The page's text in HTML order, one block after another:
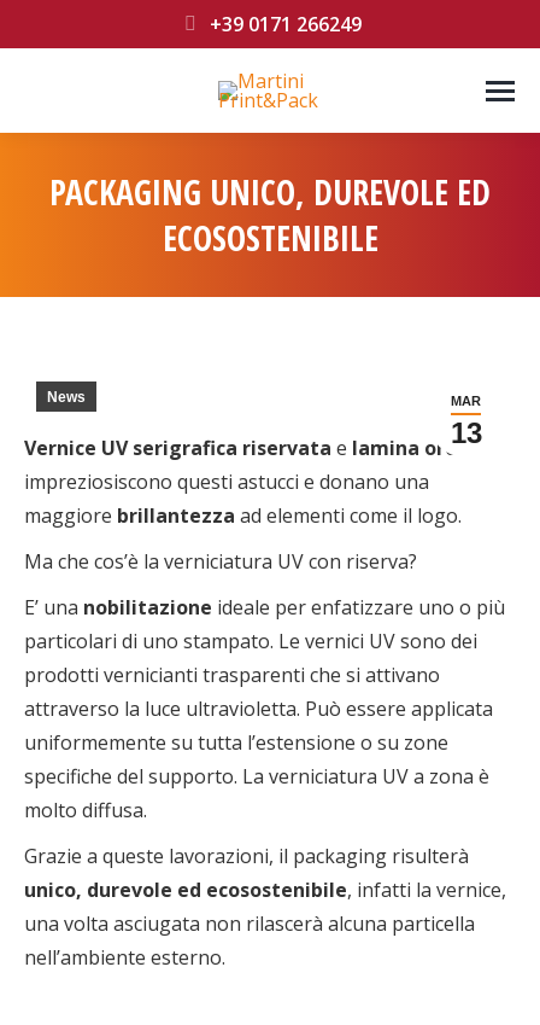
+39 0171 266249
PACKAGING UNICO, DUREVOLE ED
ECOSOSTENIBILE
MAR
13
News
Vernice UV serigrafica riservata e lamina oro
impreziosiscono questi astucci e donano una
maggiore brillantezza ad elementi come il logo.
Ma che cos’è la verniciatura UV con riserva?
E’ una nobilitazione ideale per enfatizzare uno o più
particolari di uno stampato. Le vernici UV sono dei
prodotti vernicianti trasparenti che si attivano
attraverso la luce ultravioletta. Può essere applicata
uniformemente su tutta l’estensione o su zone
specifiche del supporto. La verniciatura UV a zona è
molto diffusa.
Grazie a queste lavorazioni, il packaging risulterà
unico, durevole ed ecosostenibile, infatti la vernice,
una volta asciugata non rilascerà alcuna particella
nell’ambiente esterno.